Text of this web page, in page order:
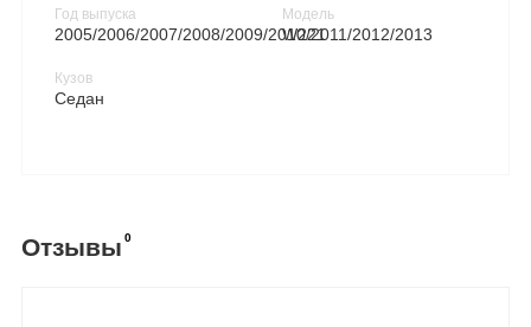
Год выпуска
2005/2006/2007/2008/2009/2010/2011/2012/2013
Кузов
Седан
Модель
W221
Отзывы 0